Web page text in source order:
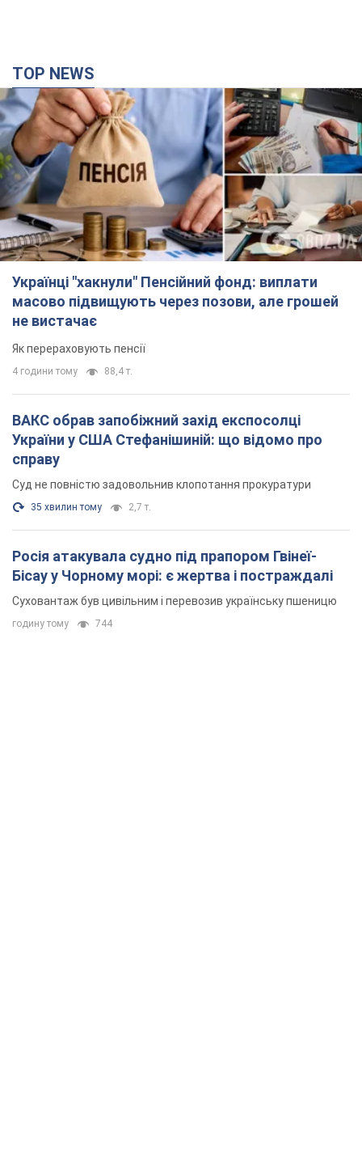
TOP NEWS
Українці "хакнули" Пенсійний фонд: виплати
масово підвищують через позови, але грошей
не вистачає
Як перераховують пенсії
4 години тому 88,4 т.
ВАКС обрав запобіжний захід експосолці
України у США Стефанішиній: що відомо про
справу
Суд не повністю задовольнив клопотання прокуратури
35 хвилин тому 2,7 т.
Росія атакувала судно під прапором Гвінеї-
Бісау у Чорному морі: є жертва і постраждалі
Суховантаж був цивільним і перевозив українську пшеницю
годину тому 744